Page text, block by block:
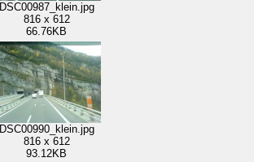
DSC00987_klein.jpg
816 x 612
66.76KB
DSC00990_klein.jpg
816 x 612
93.12KB